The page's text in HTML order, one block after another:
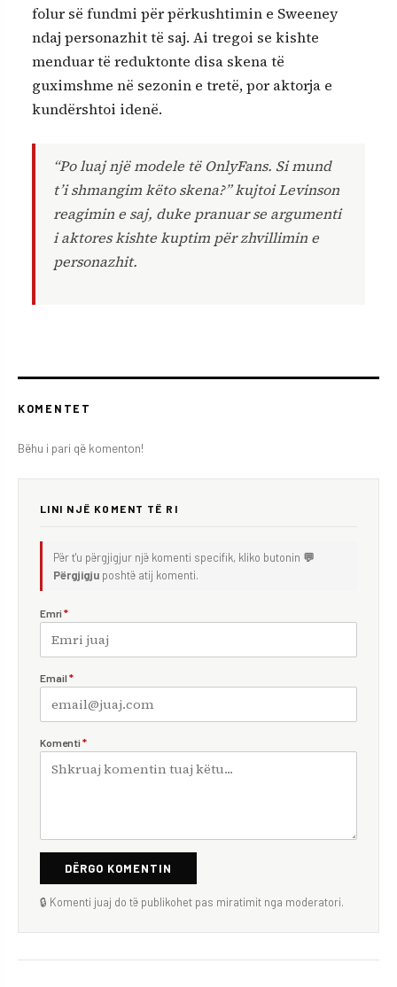
folur së fundmi për përkushtimin e Sweeney
ndaj personazhit të saj. Ai tregoi se kishte
menduar të reduktonte disa skena të
guximshme në sezonin e tretë, por aktorja e
kundërshtoi idenë.
“Po luaj një modele të OnlyFans. Si mund
t’i shmangim këto skena?” kujtoi Levinson
reagimin e saj, duke pranuar se argumenti
i aktores kishte kuptim për zhvillimin e
personazhit.
KOMENTET
Bëhu i pari që komenton!
LINI NJË KOMENT TË RI
Për t'u përgjigjur një komenti specifik, kliko butonin 💬
Përgjigju poshtë atij komenti.
Emri *
Email *
Komenti *
DËRGO KOMENTIN
🔒 Komenti juaj do të publikohet pas miratimit nga moderatori.